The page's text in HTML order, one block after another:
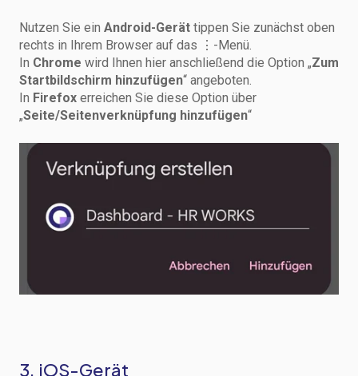
Nutzen Sie ein Android-Gerät tippen Sie zunächst oben
rechts in Ihrem Browser auf das ⋮-Menü.
In Chrome wird Ihnen hier anschließend die Option „Zum
Startbildschirm hinzufügen“ angeboten.
In Firefox erreichen Sie diese Option über
„Seite/Seitenverknüpfung hinzufügen“
3. iOS-Gerät